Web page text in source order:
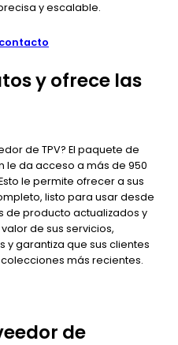
y escalable.
y ofrece las
de TPV? El paquete de
le da acceso a más de 950
le permite ofrecer a sus
listo para usar desde
de producto actualizados y
de sus servicios,
garantiza que sus clientes
más recientes.
de